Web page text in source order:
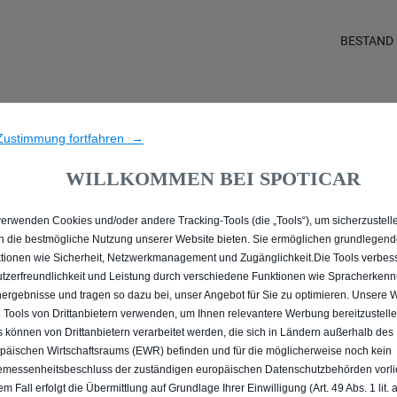
BESTAND
ALLE
AKZEPTIEREN SIE BITTE DIE FÜR
fortfahren →
WILLKOMMEN BEI SPOTICAR
Cookies und/oder andere Tracking-Tools (die „Tools“), um
die bestmögliche Nutzung unserer Website bieten. Sie ermöglichen
wie Sicherheit, Netzwerkmanagement und Zugänglichkeit.Die Tools
und Leistung durch verschiedene Funktionen wie
und tragen so dazu bei, unser Angebot für Sie zu optimieren. Unsere
Tools von Drittanbietern verwenden, um Ihnen relevantere Werbung
können von Drittanbietern verarbeitet werden, die sich in Ländern außerhalb des
Wirtschaftsraums (EWR) befinden und für die möglicherweise noch kein
der zuständigen europäischen Datenschutzbehörden
Fall erfolgt die Übermittlung auf Grundlage Ihrer Einwilligung (Art. 49 Abs. 1 lit.